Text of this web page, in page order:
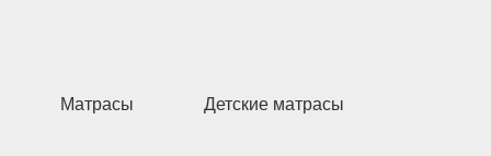
Матрасы Детские матрасы